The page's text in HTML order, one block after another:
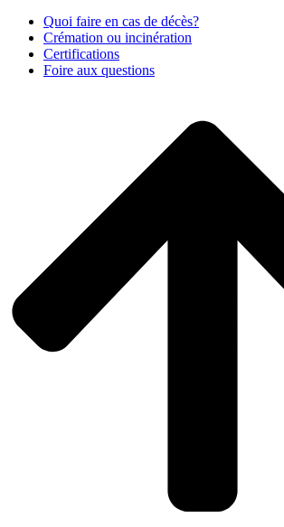
Quoi faire en cas de décès?
Crémation ou incinération
Certifications
Foire aux questions